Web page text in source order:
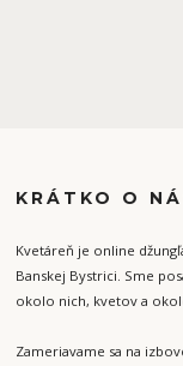
KRÁTKO O
Kvetáreň je online
Banskej Bystrici. Sme
okolo nich, kvetov a
Zameriavame sa na